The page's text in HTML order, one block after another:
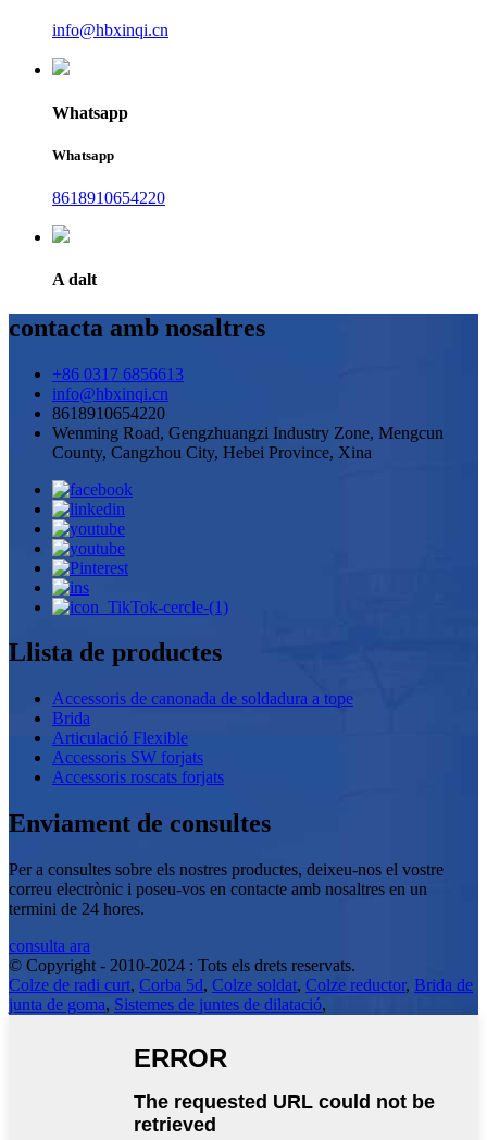
info@hbxinqi.cn
Whatsapp
Whatsapp
8618910654220
A dalt
contacta amb nosaltres
+86 0317 6856613
info@hbxinqi.cn
8618910654220
Wenming Road, Gengzhuangzi Industry Zone, Mengcun
County, Cangzhou City, Hebei Province, Xina
Llista de productes
Accessoris de canonada de soldadura a tope
Brida
Articulació Flexible
Accessoris SW forjats
Accessoris roscats forjats
Enviament de consultes
Per a consultes sobre els nostres productes, deixeu-nos el vostre
correu electrònic i poseu-vos en contacte amb nosaltres en un
termini de 24 hores.
consulta ara
© Copyright - 2010-2024 : Tots els drets reservats.
Colze de radi curt, Corba 5d, Colze soldat, Colze reductor, Brida de
junta de goma, Sistemes de juntes de dilatació,